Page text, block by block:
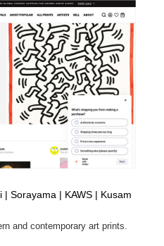
| Sorayama | KAWS | Kusam
and contemporary art prints.